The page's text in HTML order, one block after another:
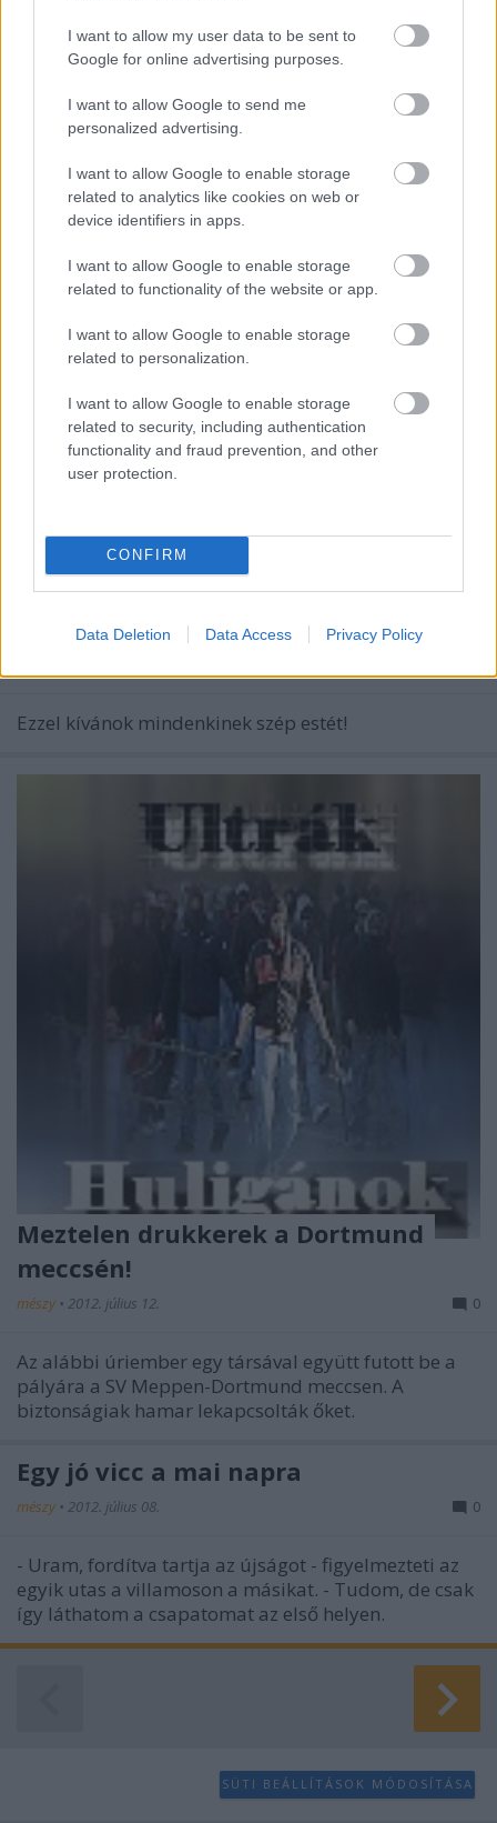
I want to allow my user data to be sent to
Google for online advertising purposes.
I want to allow Google to send me
personalized advertising.
I want to allow Google to enable storage
related to analytics like cookies on web or
device identifiers in apps.
I want to allow Google to enable storage
related to functionality of the website or app.
I want to allow Google to enable storage
related to personalization.
I want to allow Google to enable storage
related to security, including authentication
functionality and fraud prevention, and other
user protection.
CONFIRM
Data Deletion Data Access Privacy Policy
Egy Rangers szurkoló mondja barátainak: - Amikor a
csapat nyer, a kutyám a mancsaival tapsol. Amikor
veszítünk, szaltókat csinál. - Hányat? – kérdezik
barátai. - Az attól függ, mekkorát rúgok belé.
Egy kis poén(?) videó estére!
Ezzel kívánok mindenkinek szép estét!
Meztelen drukkerek a Dortmund
meccsén!
mészy • 2012. július 12. 0
Az alábbi úriember egy társával együtt futott be a
pályára a SV Meppen-Dortmund meccsen. A
biztonságiak hamar lekapcsolták őket.
Egy jó vicc a mai napra
mészy • 2012. július 08. 0
- Uram, fordítva tartja az újságot - figyelmezteti az
egyik utas a villamoson a másikat. - Tudom, de csak
így láthatom a csapatomat az első helyen.
SÜTI BEÁLLÍTÁSOK MÓDOSÍTÁSA